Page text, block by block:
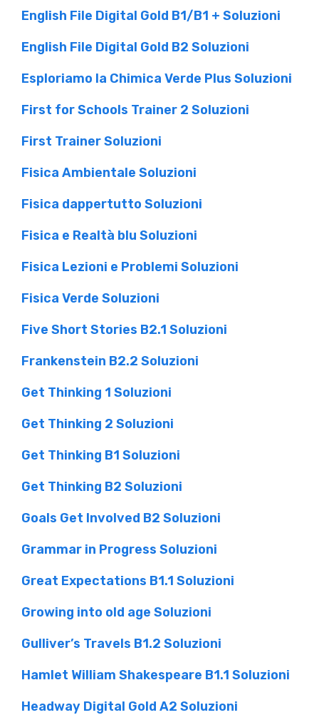
English File Digital Gold B1/B1 + Soluzioni
English File Digital Gold B2 Soluzioni
Esploriamo la Chimica Verde Plus Soluzioni
First for Schools Trainer 2 Soluzioni
First Trainer Soluzioni
Fisica Ambientale Soluzioni
Fisica dappertutto Soluzioni
Fisica e Realtà blu Soluzioni
Fisica Lezioni e Problemi Soluzioni
Fisica Verde Soluzioni
Five Short Stories B2.1 Soluzioni
Frankenstein B2.2 Soluzioni
Get Thinking 1 Soluzioni
Get Thinking 2 Soluzioni
Get Thinking B1 Soluzioni
Get Thinking B2 Soluzioni
Goals Get Involved B2 Soluzioni
Grammar in Progress Soluzioni
Great Expectations B1.1 Soluzioni
Growing into old age Soluzioni
Gulliver’s Travels B1.2 Soluzioni
Hamlet William Shakespeare B1.1 Soluzioni
Headway Digital Gold A2 Soluzioni